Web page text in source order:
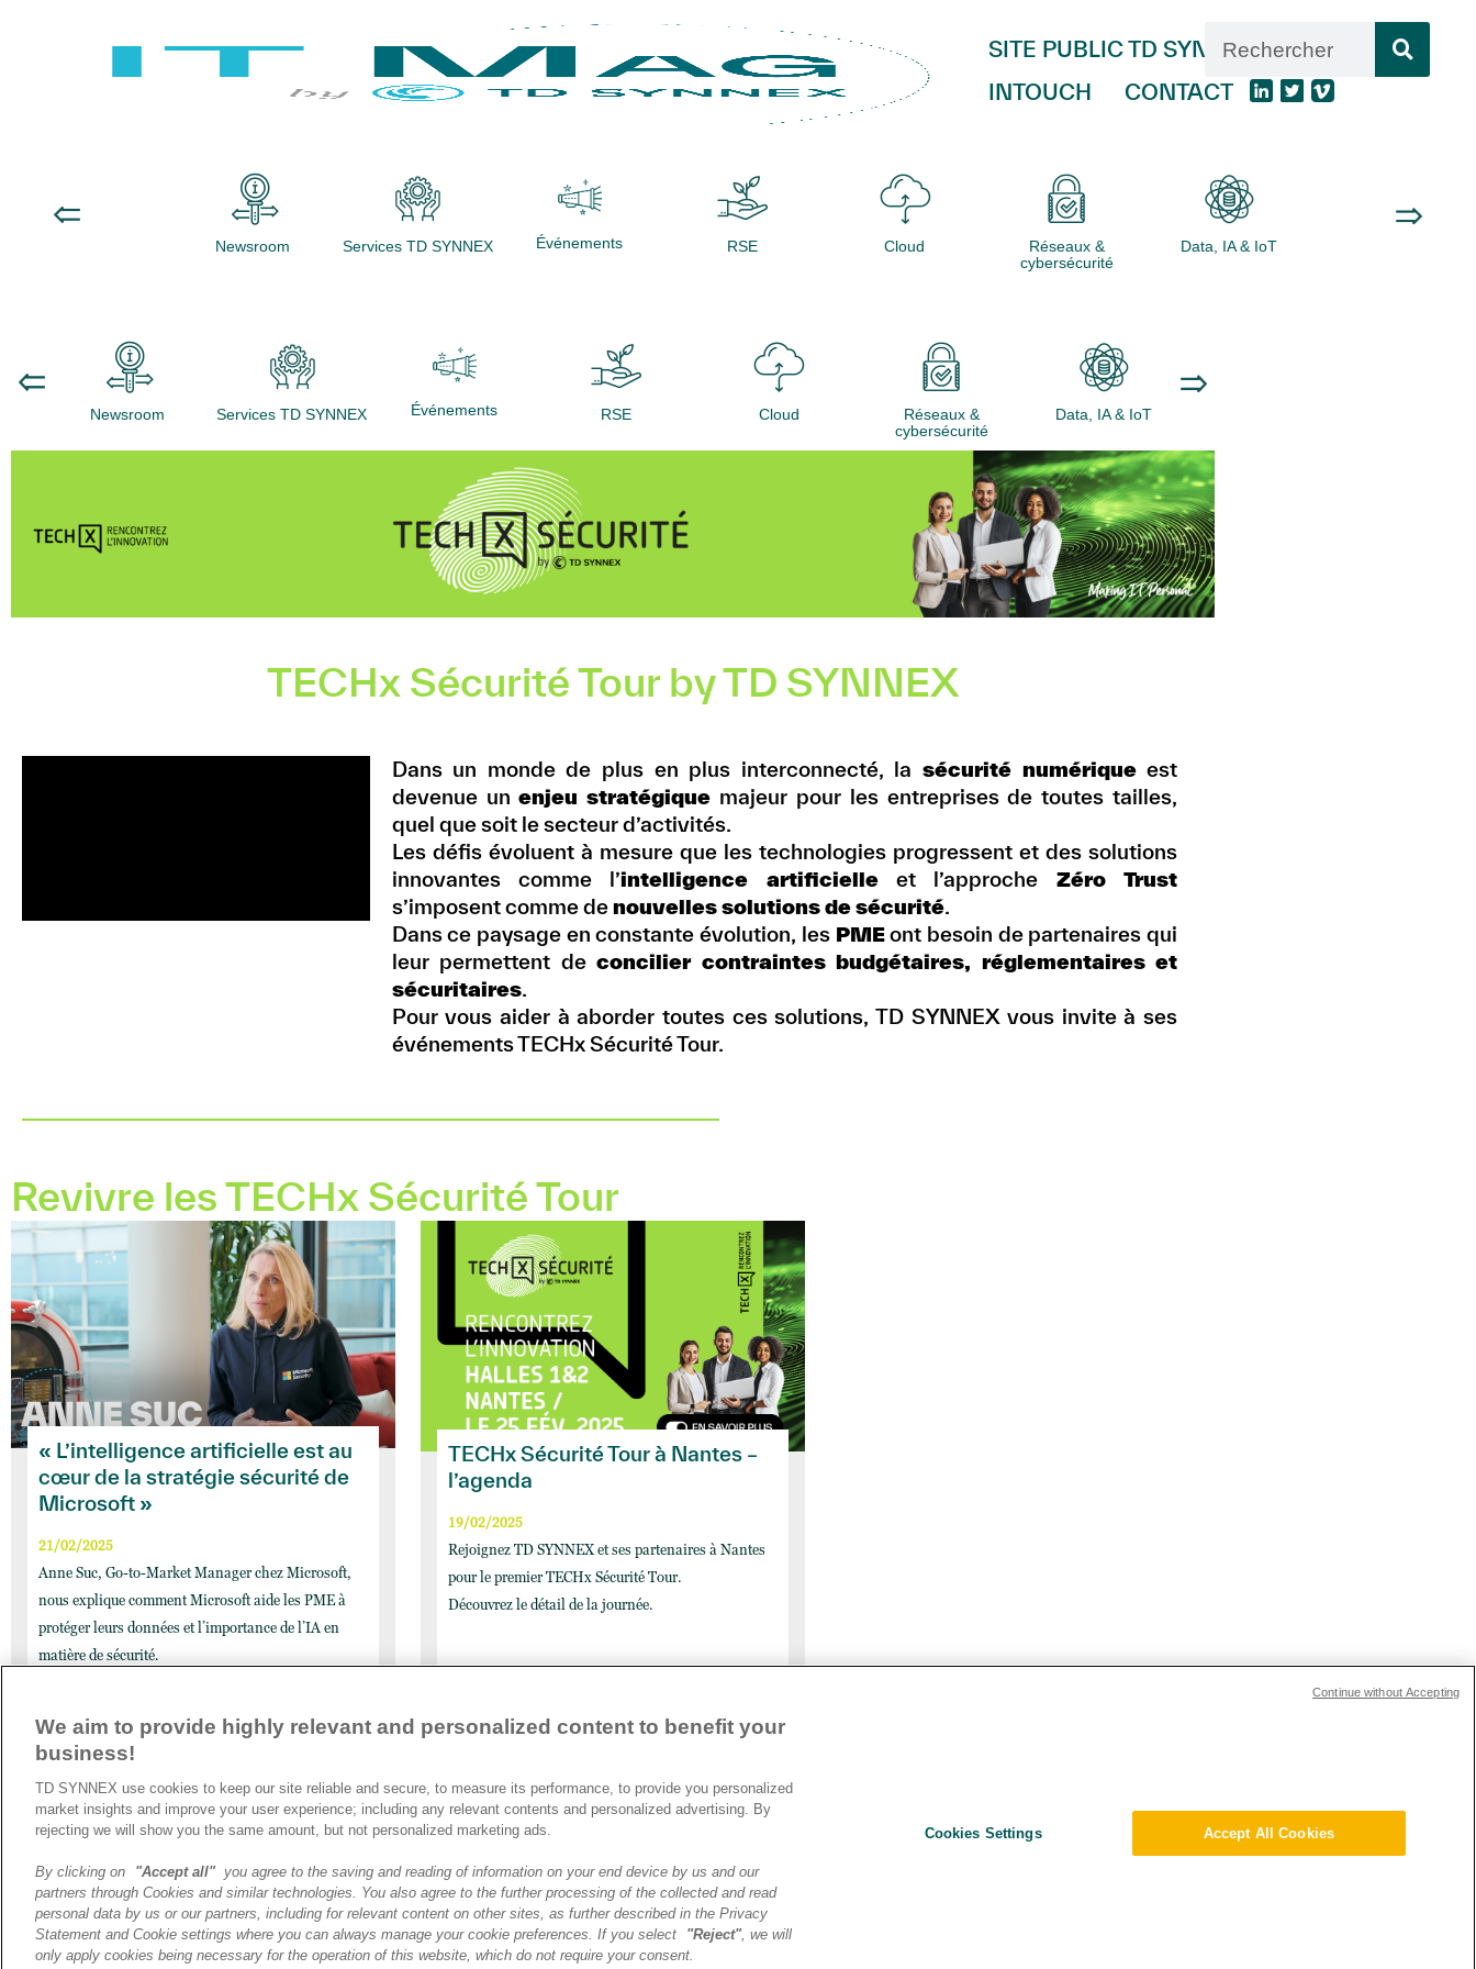
SITE PUBLIC TD SYNNEX
INTOUCH
CONTACT
Newsroom Services TD SYNNEX Événements RSE Cloud
Réseaux &
cybersécurité
Data, IA & IoT
Newsroom Services TD SYNNEX Événements RSE Cloud
Réseaux &
cybersécurité
Data, IA & IoT
TECHx Sécurité Tour by TD SYNNEX
Dans un monde de plus en plus interconnecté, la sécurité numériqueest
devenue un enjeu stratégique majeur pour les entreprises de toutes tailles,
quel que soit le secteur d’activités.
Les défis évoluent à mesure que les technologies progressent etdes solutions
innovantes comme l’intelligence artificielleet l’approche Zéro Trust
s’imposent comme denouvellessolutions de sécurité.
Dans ce paysage en constante évolution, les PMEont besoin de partenaires qui
leur permettent deconcilier contraintesbudgétaires, réglementaires et
sécuritaires.
Pour vous aider à aborder toutes ces solutions, TD SYNNEX vous invite à ses
événements TECHx Sécurité Tour.
Revivre les TECHx Sécurité Tour
« L’intelligence artificielle est au
cœur de la stratégie sécurité de
Microsoft »
21/02/2025
Anne Suc, Go-to-Market Manager chez Microsoft,
nous explique comment Microsoft aide les PME à
protéger leurs données et l’importance de l’IA en
matière de sécurité.
TECHx Sécurité Tour à Nantes –
l’agenda
19/02/2025
Rejoignez TD SYNNEX et ses partenaires à Nantes
pour le premier TECHx Sécurité Tour.
Découvrez le détail de la journée.
A propos de TD SYNNEX
Historique
Travailler chez TD SYNNEX
Devenir Client
Contact
Politique Environnementale – RSE
We aim to provide highly relevant and personalized content to benefit your
business!
TD SYNNEX use cookies to keep our site reliable and secure, to measure its performance, to provide you personalized
market insights and improve your user experience; including any relevant contents and personalized advertising. By
rejecting we will show you the same amount, but not personalized marketing ads.
By clicking on "Accept all"you agree to the saving and reading of information on your end device by us and our
partners through Cookies and similar technologies. You also agree to the further processing of the collected and read
personal data by us or our partners, including for relevant content on other sites, as further described in the Privacy
Statement and Cookie settings where you can always manage your cookie preferences. If you select
"Reject", we will
only apply cookies being necessary for the operation of this website, which do not require your consent.
Cookies Settings Accept All Cookies
Continue without Accepting